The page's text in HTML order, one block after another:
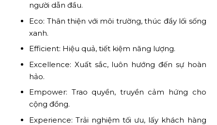
người dẫn đầu.
Eco: Thân thiện với môi trường, thúc đẩy lối sống
xanh.
Efficient: Hiệu quả, tiết kiệm năng lượng.
Excellence: Xuất sắc, luôn hướng đến sự hoàn
hảo.
Empower: Trao quyền, truyền cảm hứng cho
cộng đồng.
Experience: Trải nghiệm tối ưu, lấy khách hàng